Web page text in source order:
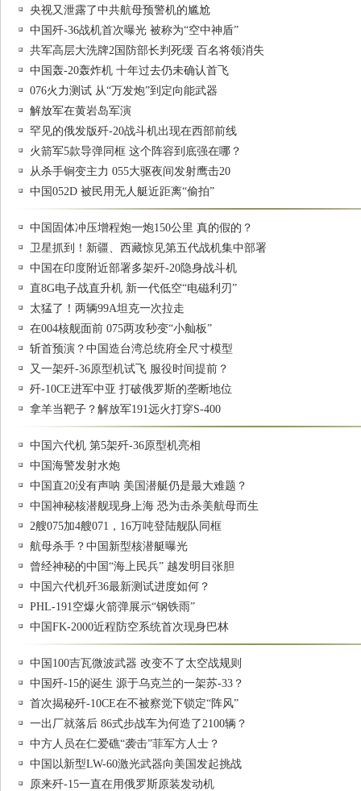
央视又泄露了中共航母预警机的尴尬
中国歼-36战机首次曝光 被称为“空中神盾”
共军高层大洗牌2国防部长判死缓 百名将领消失
中国轰-20轰炸机 十年过去仍未确认首飞
076火力测试 从“万发炮”到定向能武器
解放军在黄岩岛军演
罕见的俄发版歼-20战斗机出现在西部前线
火箭军5款导弹同框 这个阵容到底强在哪？
从杀手锏变主力 055大驱夜间发射鹰击20
中国052D 被民用无人艇近距离“偷拍”
中国固体冲压增程炮一炮150公里 真的假的？
卫星抓到！新疆、西藏惊见第五代战机集中部署
中国在印度附近部署多架歼-20隐身战斗机
直8G电子战直升机 新一代低空“电磁利刃”
太猛了！两辆99A坦克一次拉走
在004核舰面前 075两攻秒变“小舢板”
斩首预演？中国造台湾总统府全尺寸模型
又一架歼-36原型机试飞 服役时间提前？
歼-10CE进军中亚 打破俄罗斯的垄断地位
拿羊当靶子？解放军191远火打穿S-400
中国六代机 第5架歼-36原型机亮相
中国海警发射水炮
中国直20没有声呐 美国潜艇仍是最大难题？
中国神秘核潜舰现身上海 恐为击杀美航母而生
2艘075加4艘071，16万吨登陆舰队同框
航母杀手？中国新型核潜艇曝光
曾经神秘的中国“海上民兵” 越发明目张胆
中国六代机歼36最新测试进度如何？
PHL-191空爆火箭弹展示“钢铁雨”
中国FK-2000近程防空系统首次现身巴林
中国100吉瓦微波武器 改变不了太空战规则
中国歼-15的诞生 源于乌克兰的一架苏-33？
首次揭秘歼-10CE在不被察觉下锁定“阵风”
一出厂就落后 86式步战车为何造了2100辆？
中方人员在仁爱礁“袭击”菲军方人士？
中国以新型LW-60激光武器向美国发起挑战
原来歼-15一直在用俄罗斯原装发动机